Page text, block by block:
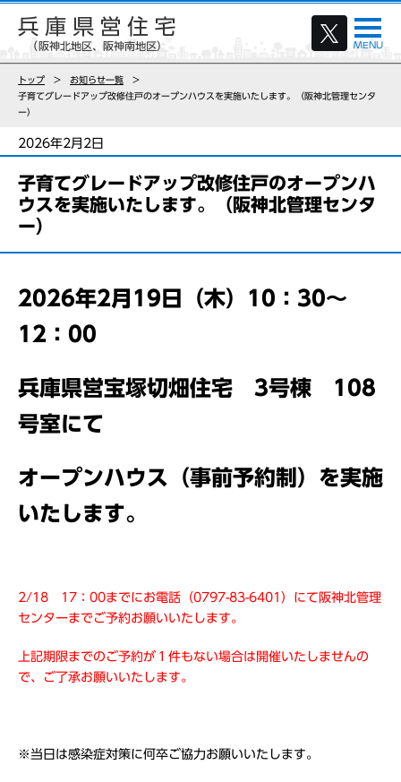
トップ
お知らせ一覧
子育てグレードアップ改修住戸のオープンハウスを実施いたします。（阪神北管理センタ
ー）
2026年2月2日
子育てグレードアップ改修住戸のオープンハ
ウスを実施いたします。（阪神北管理センタ
ー）
2026年2月19日（木）10 ：30～
12：00
兵庫県営宝塚切畑住宅 3号棟 108
号室にて
オープンハウス（事前予約制）を実施
いたします。
2/18 17：00までにお電話（0797-83-6401）にて阪神北管理
センターまでご予約お願いいたします。
上記期限までのご予約が１件もない場合は開催いたしませんの
で、ご了承お願いいたします。
※当日は感染症対策に何卒ご協力お願いいたします。